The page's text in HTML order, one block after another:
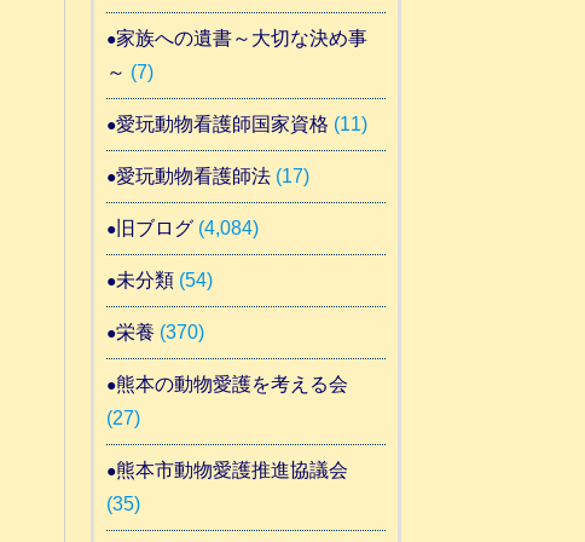
家族への遺書～大切な決め事
～ (7)
愛玩動物看護師国家資格 (11)
愛玩動物看護師法(17)
旧ブログ(4,084)
未分類(54)
栄養 (370)
熊本の動物愛護を考える会
(27)
熊本市動物愛護推進協議会
(35)